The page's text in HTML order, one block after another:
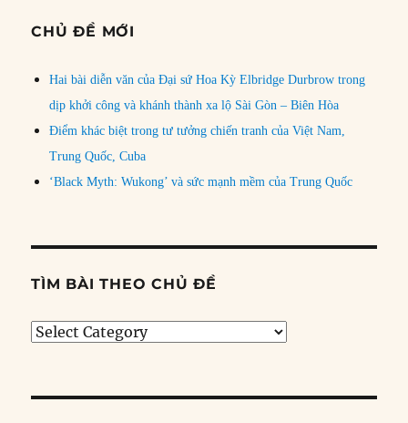
CHỦ ĐỀ MỚI
Hai bài diễn văn của Đại sứ Hoa Kỳ Elbridge Durbrow trong
dịp khởi công và khánh thành xa lộ Sài Gòn – Biên Hòa
Điểm khác biệt trong tư tưởng chiến tranh của Việt Nam,
Trung Quốc, Cuba
‘Black Myth: Wukong’ và sức mạnh mềm của Trung Quốc
TÌM BÀI THEO CHỦ ĐỀ
Tìm